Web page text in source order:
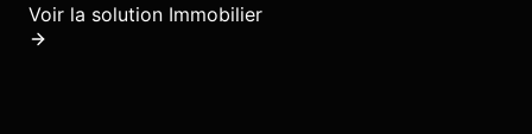
Voir la solution Immobilier